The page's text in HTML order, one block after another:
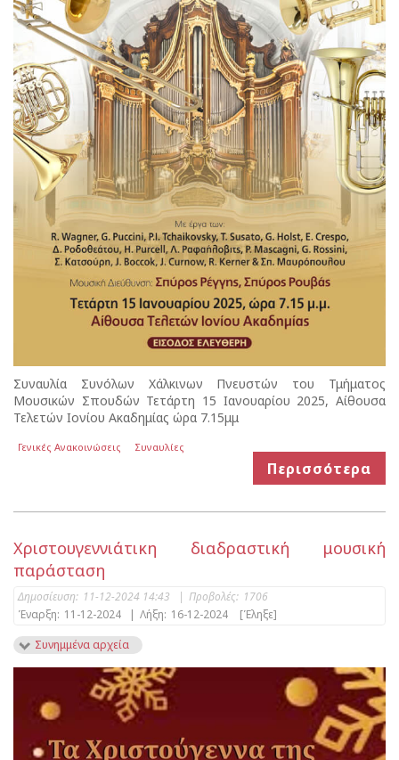
Συναυλία Συνόλων Χάλκινων Πνευστών του Τμήματος
Μουσικών Σπουδών Τετάρτη 15 Ιανουαρίου 2025, Αίθουσα
Τελετών Ιονίου Ακαδημίας ώρα 7.15μμ
Γενικές Ανακοινώσεις Συναυλίες
Περισσότερα
Χριστουγεννιάτικη διαδραστική μουσική
παράσταση
Δημοσίευση: 11-12-2024 14:43 | Προβολές: 1706
Έναρξη: 11-12-2024 | Λήξη: 16-12-2024
[Έληξε]
Συνημμένα αρχεία